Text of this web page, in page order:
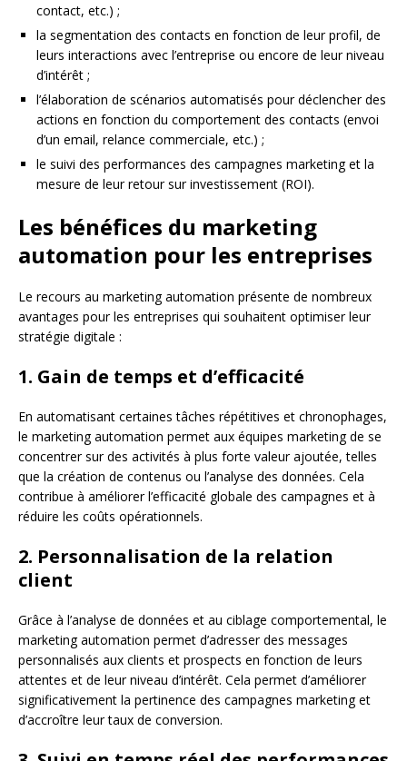
contact, etc.) ;
la segmentation des contacts en fonction de leur profil, de
leurs interactions avec l’entreprise ou encore de leur niveau
d’intérêt ;
l’élaboration de scénarios automatisés pour déclencher des
actions en fonction du comportement des contacts (envoi
d’un email, relance commerciale, etc.) ;
le suivi des performances des campagnes marketing et la
mesure de leur retour sur investissement (ROI).
Les bénéfices du marketing
automation pour les entreprises
Le recours au marketing automation présente de nombreux
avantages pour les entreprises qui souhaitent optimiser leur
stratégie digitale :
1. Gain de temps et d’efficacité
En automatisant certaines tâches répétitives et chronophages,
le marketing automation permet aux équipes marketing de se
concentrer sur des activités à plus forte valeur ajoutée, telles
que la création de contenus ou l’analyse des données. Cela
contribue à améliorer l’efficacité globale des campagnes et à
réduire les coûts opérationnels.
2. Personnalisation de la relation
client
Grâce à l’analyse de données et au ciblage comportemental, le
marketing automation permet d’adresser des messages
personnalisés aux clients et prospects en fonction de leurs
attentes et de leur niveau d’intérêt. Cela permet d’améliorer
significativement la pertinence des campagnes marketing et
d’accroître leur taux de conversion.